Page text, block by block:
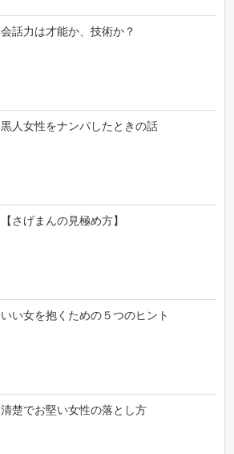
会話力は才能か、技術か？
黒人女性をナンパしたときの話
【さげまんの見極め方】
いい女を抱くための５つのヒント
清楚でお堅い女性の落とし方